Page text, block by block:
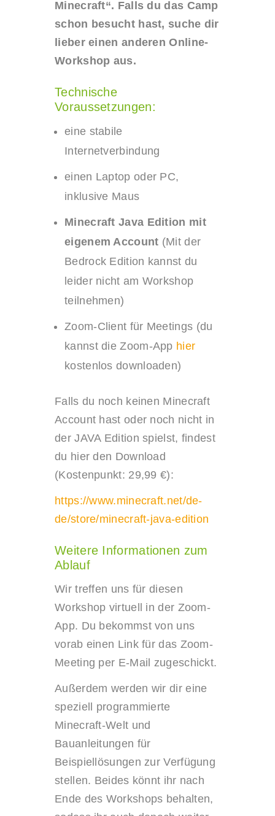
Minecraft“. Falls du das Camp
schon besucht hast, suche dir
lieber einen anderen Online-
Workshop aus.
Technische
Voraussetzungen:
eine stabile
Internetverbindung
einen Laptop oder PC,
inklusive Maus
Minecraft Java Edition mit
eigenem Account (Mit der
Bedrock Edition kannst du
leider nicht am Workshop
teilnehmen)
Zoom-Client für Meetings (du
kannst die Zoom-App hier
kostenlos downloaden)
Falls du noch keinen Minecraft
Account hast oder noch nicht in
der JAVA Edition spielst, findest
du hier den Download
(Kostenpunkt: 29,99 €):
https://www.minecraft.net/de-
de/store/minecraft-java-edition
Weitere Informationen zum
Ablauf
Wir treffen uns für diesen
Workshop virtuell in der Zoom-
App. Du bekommst von uns
vorab einen Link für das Zoom-
Meeting per E-Mail zugeschickt.
Außerdem werden wir dir eine
speziell programmierte
Minecraft-Welt und
Bauanleitungen für
Beispiellösungen zur Verfügung
stellen. Beides könnt ihr nach
Ende des Workshops behalten,